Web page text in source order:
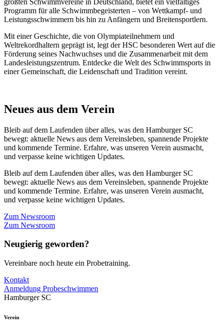
Programm für alle Schwimmbegeisterten – von Wettkampf- und
Leistungsschwimmern bis hin zu Anfängern und Breitensportlern.
Mit einer Geschichte, die von Olympiateilnehmern und
Weltrekordhaltern geprägt ist, legt der HSC besonderen Wert auf die
Förderung seines Nachwuchses und die Zusammenarbeit mit dem
Landesleistungszentrum. Entdecke die Welt des Schwimmsports in
einer Gemeinschaft, die Leidenschaft und Tradition vereint.
Neues aus dem Verein
Bleib auf dem Laufenden über alles, was den Hamburger SC
bewegt: aktuelle News aus dem Vereinsleben, spannende Projekte
und kommende Termine. Erfahre, was unseren Verein ausmacht,
und verpasse keine wichtigen Updates.
Bleib auf dem Laufenden über alles, was den Hamburger SC
bewegt: aktuelle News aus dem Vereinsleben, spannende Projekte
und kommende Termine. Erfahre, was unseren Verein ausmacht,
und verpasse keine wichtigen Updates.
Zum Newsroom
Zum Newsroom
Neugierig geworden?
Vereinbare noch heute ein Probetraining.
Kontakt
Anmeldung Probeschwimmen
Hamburger SC
Verein